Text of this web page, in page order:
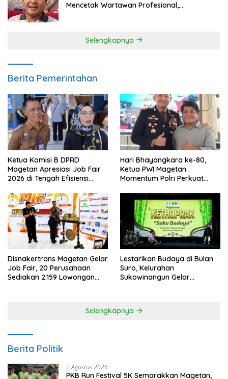
Mencetak Wartawan Profesional,
Selengkapnya
Berita Pemerintahan
Ketua Komisi B DPRD
Magetan Apresiasi Job Fair
2026 di Tengah Efisiensi
Hari Bhayangkara ke-80,
Ketua PWI Magetan :
Momentum Polri Perkuat
Disnakertrans Magetan Gelar
Job Fair, 20 Perusahaan
Sediakan 2.159 Lowongan
Lestarikan Budaya di Bulan
Suro, Kelurahan
Sukowinangun Gelar
Selengkapnya
Berita Politik
2 Agustus 2026
PKB Run Festival 5K Semarakkan Magetan,